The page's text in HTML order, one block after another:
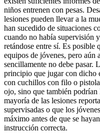
niños entrenen con pesas.
lesiones pueden llevar a la
han sucedido de situaciones
cuando no había supervisión
retándose entre sí. Es posible
equipos de jóvenes, pero aún
sencillamente no debe pasar.
principio que jugar con dicho
con cuchillos con filo o
ojo, sino que también
mayoría de las lesiones
supervisadas o que los
máximo antes de que se
instrucción correcta.